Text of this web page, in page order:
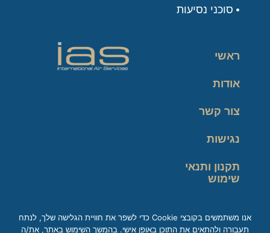
סוכני נסיעות
ראשי
אודות
צור קשר
נגישות
תקנון ותנאי
שימוש
אנו משתמשים בקובצי Cookie כדי לשפר את חוויית הגלישה שלך, לנתח
תעבורה ולהתאים את התוכן באופן אישי. בהמשך השימוש באתר, את/ה